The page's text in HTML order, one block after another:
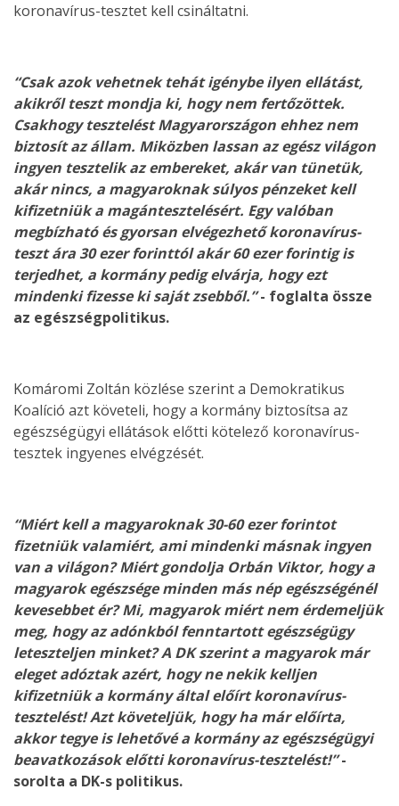
koronavírus-tesztet kell csináltatni.
“Csak azok vehetnek tehát igénybe ilyen ellátást,
akikről teszt mondja ki, hogy nem fertőzöttek.
Csakhogy tesztelést Magyarországon ehhez nem
biztosít az állam. Miközben lassan az egész világon
ingyen tesztelik az embereket, akár van tünetük,
akár nincs, a magyaroknak súlyos pénzeket kell
kifizetniük a magántesztelésért. Egy valóban
megbízható és gyorsan elvégezhető koronavírus-
teszt ára 30 ezer forinttól akár 60 ezer forintig is
terjedhet, a kormány pedig elvárja, hogy ezt
mindenki fizesse ki saját zsebből.”- foglalta össze
az egészségpolitikus.
Komáromi Zoltán közlése szerint a Demokratikus
Koalíció azt követeli, hogy a kormány biztosítsa az
egészségügyi ellátások előtti kötelező koronavírus-
tesztek ingyenes elvégzését.
“Miért kell a magyaroknak 30-60 ezer forintot
fizetniük valamiért, ami mindenki másnak ingyen
van a világon? Miért gondolja Orbán Viktor, hogy a
magyarok egészsége minden más nép egészségénél
kevesebbet ér? Mi, magyarok miért nem érdemeljük
meg, hogy az adónkból fenntartott egészségügy
leteszteljen minket? A DK szerint a magyarok már
eleget adóztak azért, hogy ne nekik kelljen
kifizetniük a kormány által előírt koronavírus-
tesztelést! Azt követeljük, hogy ha már előírta,
akkor tegye is lehetővé a kormány az egészségügyi
beavatkozások előtti koronavírus-tesztelést!”-
sorolta a DK-s politikus.